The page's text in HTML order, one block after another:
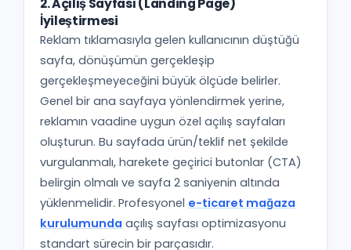
2. Açılış Sayfası (Landing Page)
İyileştirmesi
Reklam tıklamasıyla gelen kullanıcının düştüğü
sayfa, dönüşümün gerçekleşip
gerçekleşmeyeceğini büyük ölçüde belirler.
Genel bir ana sayfaya yönlendirmek yerine,
reklamın vaadine uygun özel açılış sayfaları
oluşturun. Bu sayfada ürün/teklif net şekilde
vurgulanmalı, harekete geçirici butonlar (CTA)
belirgin olmalı ve sayfa 2 saniyenin altında
yüklenmelidir. Profesyonel e-ticaret mağaza
kurulumunda açılış sayfası optimizasyonu
standart sürecin bir parçasıdır.